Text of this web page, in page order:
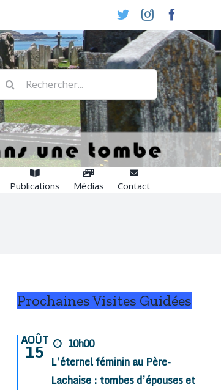
TwitterInstagram
Rechercher:
Publications Médias Contact
Prochaines Visites Guidées
AOÛT
15
10h00
L’éternel féminin au Père-
Lachaise : tombes d’épouses et